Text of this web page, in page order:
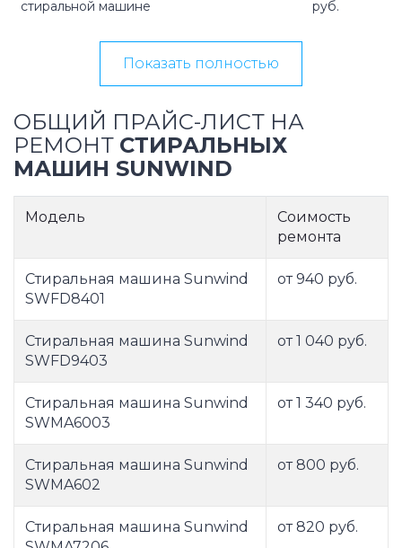
стиральной машине руб.
Показать полностью
ОБЩИЙ ПРАЙС-ЛИСТ НА
РЕМОНТ СТИРАЛЬНЫХ
МАШИН SUNWIND
Модель
Соимость
ремонта
Стиральная машина Sunwind
SWFD8401
от 940 руб.
Стиральная машина Sunwind
SWFD9403
от 1 040 руб.
Стиральная машина Sunwind
SWMA6003
от 1 340 руб.
Стиральная машина Sunwind
SWMA602
от 800 руб.
Стиральная машина Sunwind
от 820 руб.